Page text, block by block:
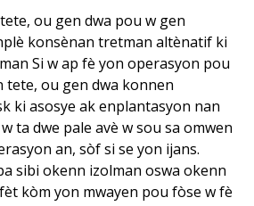
ou gen dwa pou w gen
konsènan tretman altènatif ki
Si w ap fè yon operasyon pou
tete, ou gen dwa konnen
ki asosye ak enplantasyon nan
ta dwe pale avè w sou sa omwen
an, sòf si se yon ijans.
sibi okenn izolman oswa okenn
kòm yon mwayen pou fòse w fè